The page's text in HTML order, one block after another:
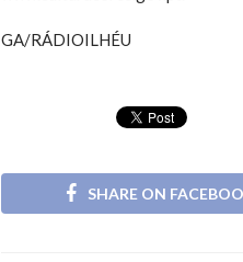
GA/RÁDIOILHÉU
SHARE ON